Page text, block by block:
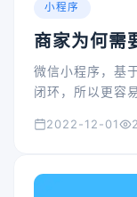
小程序
商家为何需
微信小程序，基
闭环，所以更容
运营会员等。
2022-12-01